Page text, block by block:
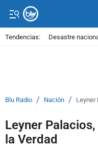
Tendencias: Desastre
Blu Radio / Nación / Leyner
Leyner
la Verdad